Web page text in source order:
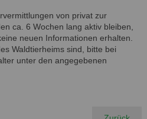
von privat zur
ca. 6 Wochen lang aktiv bleiben,
neuen Informationen erhalten.
Waldtierheims sind, bitte bei
unter den angegebenen